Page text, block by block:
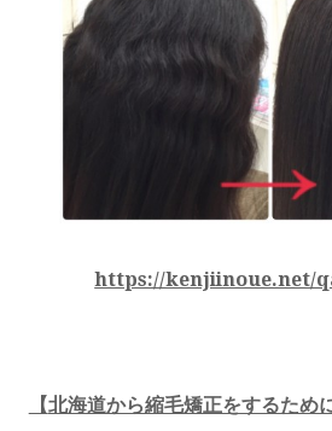
https://kenjiinoue.net/
【北海道から縮毛矯正をするため